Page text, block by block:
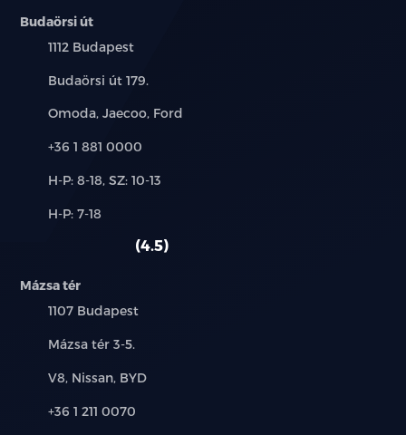
Budaörsi út
Település:
1112 Budapest
Cím:
Budaörsi út 179.
Márkák:
Omoda, Jaecoo, Ford
Telefon:
+36 1 881 0000
Új-
használt
H-P: 8-18, SZ: 10-13
Alkatrész,
H-P: 7-18
4.5
Mázsa tér
Település:
1107 Budapest
Cím:
Mázsa tér 3-5.
Márkák:
V8, Nissan, BYD
Telefon:
+36 1 211 0070